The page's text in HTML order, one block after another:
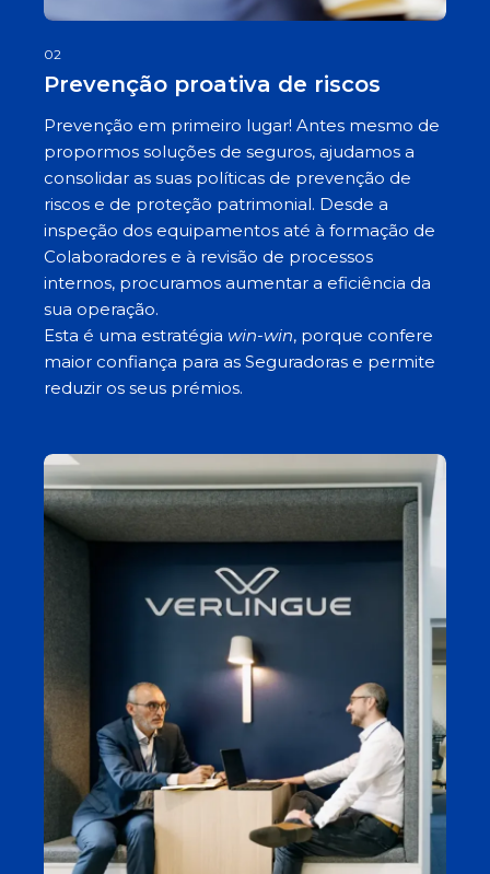
02
Prevenção proativa de riscos
Prevenção em primeiro lugar! Antes mesmo de
propormos soluções de seguros, ajudamos a
consolidar as suas políticas de prevenção de
riscos e de proteção patrimonial. Desde a
inspeção dos equipamentos até à formação de
Colaboradores e à revisão de processos
internos, procuramos aumentar a eficiência da
sua operação.
Esta é uma estratégia win-win, porque confere
maior confiança para as Seguradoras e permite
reduzir os seus prémios.